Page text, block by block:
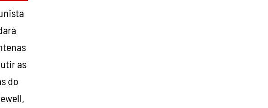
as
do